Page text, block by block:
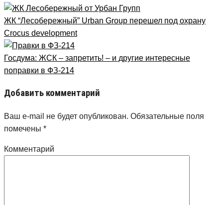
ЖК “Лесобережный” Urban Group перешел под охрану
Crocus development
Госдума: ЖСК – запретить! – и другие интересные
поправки в ФЗ-214
Добавить комментарий
Ваш e-mail не будет опубликован. Обязательные поля
помечены *
Комментарий